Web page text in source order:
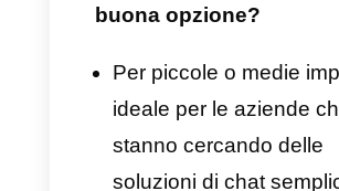
diversi vantaggi,
anche degli
prendere in